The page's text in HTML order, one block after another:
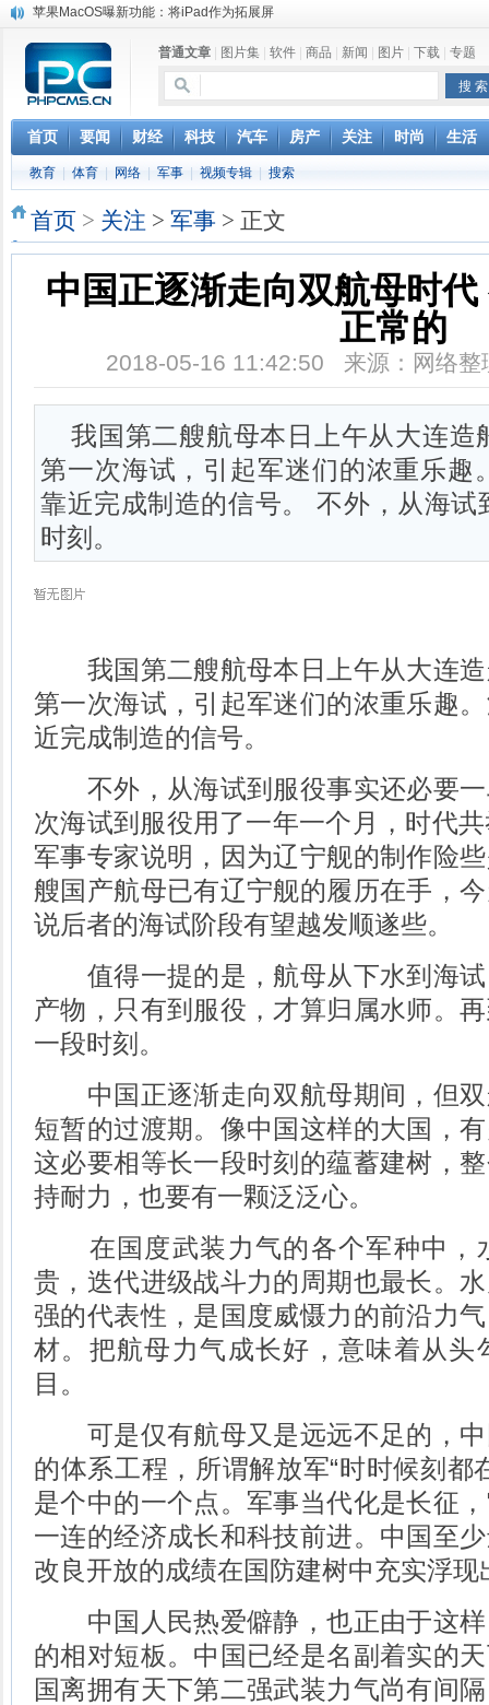
苹果MacOS曝新功能：将iPad作为拓展屏
苹果与高通和解 英特尔失去重要移动客户
小米高管：虽然高通与苹果和解，但5G iPhone最快明年下半年发布
iOS 13加入黑暗模式 多功能加持6月份见
高通与苹果达成和解，双方达成6年许可协议
巴黎圣母院大火肆虐，人类文明的一场浩劫
奔驰维权女车主捅出了一个最大的瓜
普通文章 图片集 软件 商品 新闻 图片 下载 专题
首页 要闻 财经 科技 汽车 房产 关注 时尚 生活
教育 体育 网络 军事 视频专辑 搜索
首页 > 关注 > 军事 > 正文
中国正逐渐走向双航母时
正常的
2018-05-16 11:42:50 来源：网络
我国第二艘航母本日上午从大连造
第一次海试，引起军迷们的浓重乐趣
靠近完成制造的信号。 不外，从海试
时刻。
我国第二艘航母本日上午从大连造
第一次海试，引起军迷们的浓重乐趣
近完成制造的信号。
不外，从海试到服役事实还必要一
次海试到服役用了一年一个月，时代
军事专家说明，因为辽宁舰的制作险
艘国产航母已有辽宁舰的履历在手，
说后者的海试阶段有望越发顺遂些。
值得一提的是，航母从下水到海试
产物，只有到服役，才算归属水师。
一段时刻。
中国正逐渐走向双航母期间，但双
短暂的过渡期。像中国这样的大国，
这必要相等长一段时刻的蕴蓄建树，
持耐力，也要有一颗泛泛心。
在国度武装力气的各个军种中，
贵，迭代进级战斗力的周期也最长。
强的代表性，是国度威慑力的前沿力
材。把航母力气成长好，意味着从头
目。
可是仅有航母又是远远不足的，中
的体系工程，所谓解放军“时时候刻都
是个中的一个点。军事当代化是长征
一连的经济成长和科技前进。中国至
改良开放的成绩在国防建树中充实浮现
中国人民热爱僻静，也正由于这样
的相对短板。中国已经是名副着实的
国离拥有天下第二强武装力气尚有间